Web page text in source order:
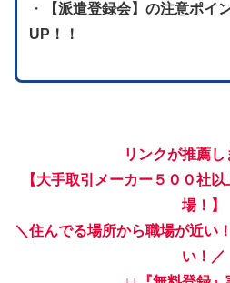
・
【派遣登録会】の注意ポイ
UP！！
リンクが推薦し
【大手取引メーカー５００社
場！】
＼住んでる場所から職場が近い
い！／